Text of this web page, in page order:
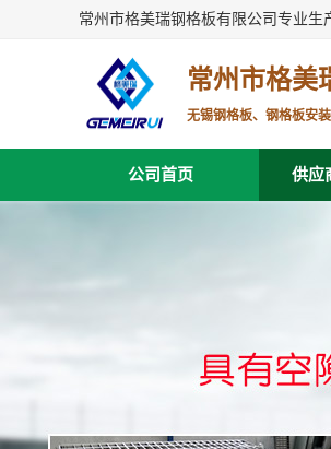
常州市格美瑞钢格板有限公司专业生
常州市格美
无锡钢格板、钢格板安
公司首页 供应